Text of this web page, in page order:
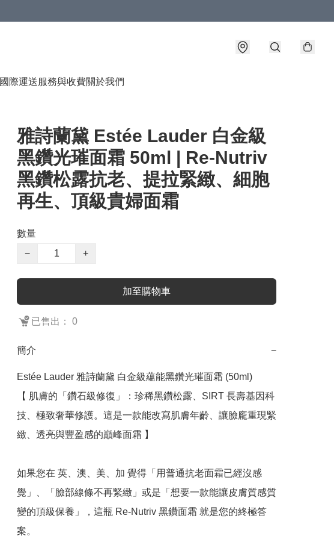
國際運送服務與收費關於我們
雅詩蘭黛 Estée Lauder 白金級
黑鑽光璀面霜 50ml | Re-Nutriv
黑鑽松露抗老、提拉緊緻、細胞
再生、頂級貴婦面霜
數量
−
+
加至購物車
已售出： 0
簡介 −
Estée Lauder 雅詩蘭黛 白金級蘊能黑鑽光璀面霜 (50ml)
【 肌膚的「鑽石級修復」：珍稀黑鑽松露、SIRT 長壽基因科
技、極致奢華修護。這是一款能改寫肌膚年齡、讓臉龐重現緊
緻、透亮與豐盈感的巔峰面霜 】
如果您在 英、澳、美、加 覺得「用普通抗老面霜已經沒感
覺」、「臉部線條不再緊緻」或是「想要一款能讓皮膚質感質
變的頂級保養」，這瓶 Re-Nutriv 黑鑽面霜 就是您的終極答
案。